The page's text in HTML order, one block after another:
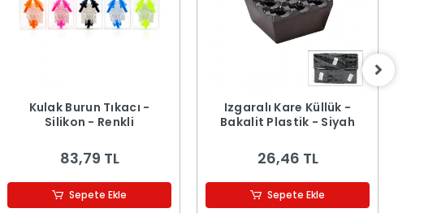
Kulak Burun Tıkacı -
Silikon - Renkli
83,79 TL
Sepete Ekle
Izgaralı Kare Küllük -
Bakalit Plastik - Siyah
26,46 TL
Sepete Ekle